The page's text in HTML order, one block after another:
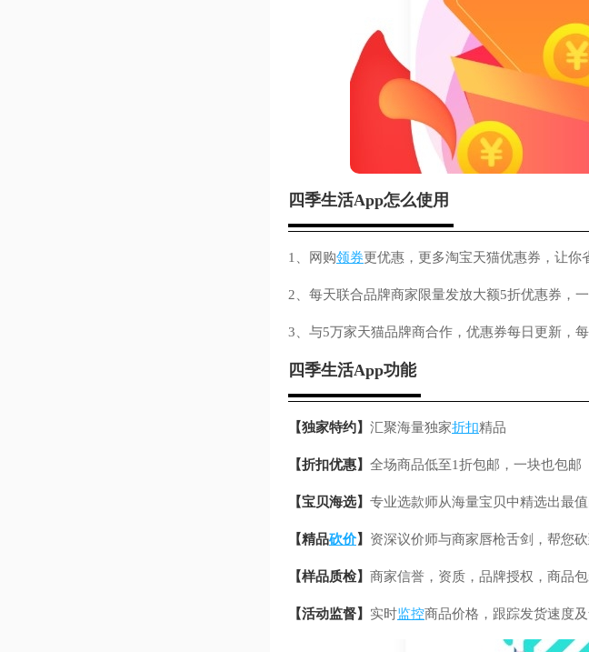
四季生活App怎么使用
1、网购领券更优惠，更多淘宝天猫优惠券，让你
2、每天联合品牌商家限量发放大额5折优惠券，
3、与5万家天猫品牌商合作，优惠券每日更新，
四季生活App功能
【独家特约】 汇聚海量独家折扣精品
【折扣优惠】 全场商品低至1折包邮，一块也包邮
【宝贝海选】 专业选款师从海量宝贝中精选出最
【精品砍价】 资深议价师与商家唇枪舌剑，帮您
【样品质检】 商家信誉，资质，品牌授权，商品
【活动监督】 实时监控商品价格，跟踪发货速度